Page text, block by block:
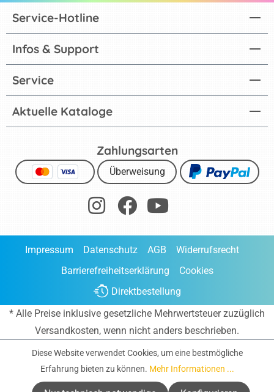
Aktuelle Kataloge
Service-Hotline
Infos & Support
Service
Zahlungsarten
Überweisung
Impressum Datenschutz AGB
Widerrufsrecht
Barrierefreiheitserklärung
Cookies
Direktbestellung
* Alle Preise inklusive gesetzliche Mehrwertsteuer zuzüglich
Versandkosten, wenn nicht anders beschrieben.
Diese Website verwendet Cookies, um eine bestmögliche
Erfahrung bieten zu können. Mehr Informationen ...